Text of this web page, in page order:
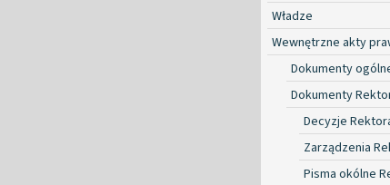
Władze
Wewnętrzne akty
Dokumenty
Dokumenty
Decyzje
Zarządzenia
Pisma okólne